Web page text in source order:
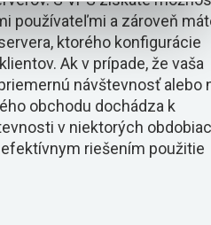
používateľmi a zároveň
ktorého konfigurácie
Ak v prípade, že vaša
návštevnosť alebo
obchodu dochádza k
v niektorých
riešením použitie